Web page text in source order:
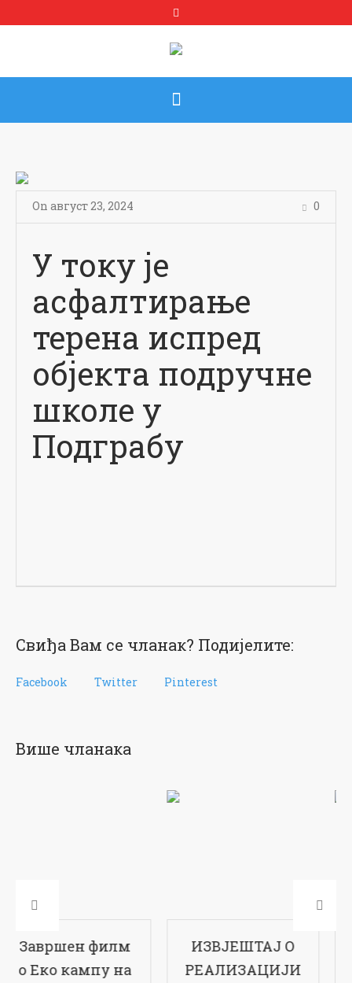
On август 23, 2024 0
У току је
асфалтирање
терена испред
објекта подручне
школе у
Подграбу
Свиђа Вам се чланак? Подијелите:
Facebook Twitter Pinterest
Више чланака
на
ИЗВЈЕШТАЈ О
РЕАЛИЗАЦИЈИ
17-ти
наше